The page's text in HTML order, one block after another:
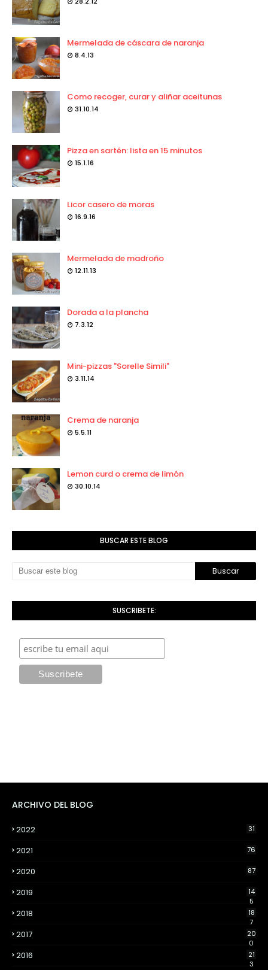
Mermelada de cáscara de naranja
8.4.13
Como recoger, curar y aliñar aceitunas
31.10.14
Pizza en sartén: lista en 15 minutos
15.1.16
Licor casero de moras
16.9.16
Mermelada de madroño
12.11.13
Dorada a la plancha
7.3.12
Mini-pizzas "Sorelle Simili"
3.11.14
Crema de naranja
5.5.11
Lemon curd o crema de limón
30.10.14
BUSCAR ESTE BLOG
SUSCRIBETE:
ARCHIVO DEL BLOG
2022 31
2021 76
2020 87
2019
14
5
2018
18
7
2017
20
0
2016
21
3